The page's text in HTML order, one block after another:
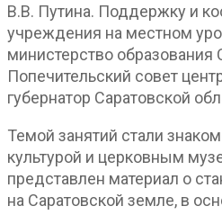
В.В. Путина. Поддержку и
учреждения на местном
министерство образования
Попечительский совет
губернатор Саратовской
Темой занятий стали
культурой и церковным
представлен материал о
на Саратовской земле, в